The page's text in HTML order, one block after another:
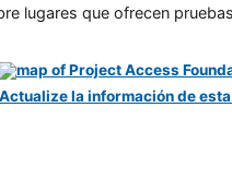
lugares que ofrecen
Actualize la información de